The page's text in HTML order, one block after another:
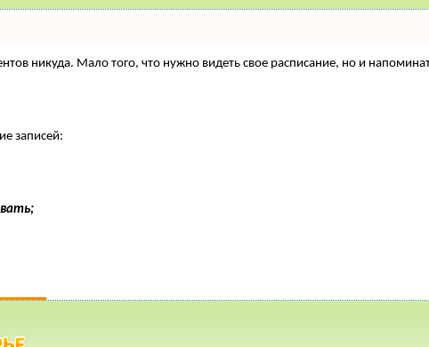
никуда. Мало того, что нужно видеть свое расписание, но и
записей: